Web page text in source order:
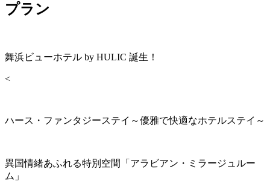
プラン
舞浜ビューホテル by HULIC 誕生！
<
ハース・ファンタジーステイ～優雅で快適なホテルステイ～
異国情緒あふれる特別空間「アラビアン・ミラージュルー
ム」